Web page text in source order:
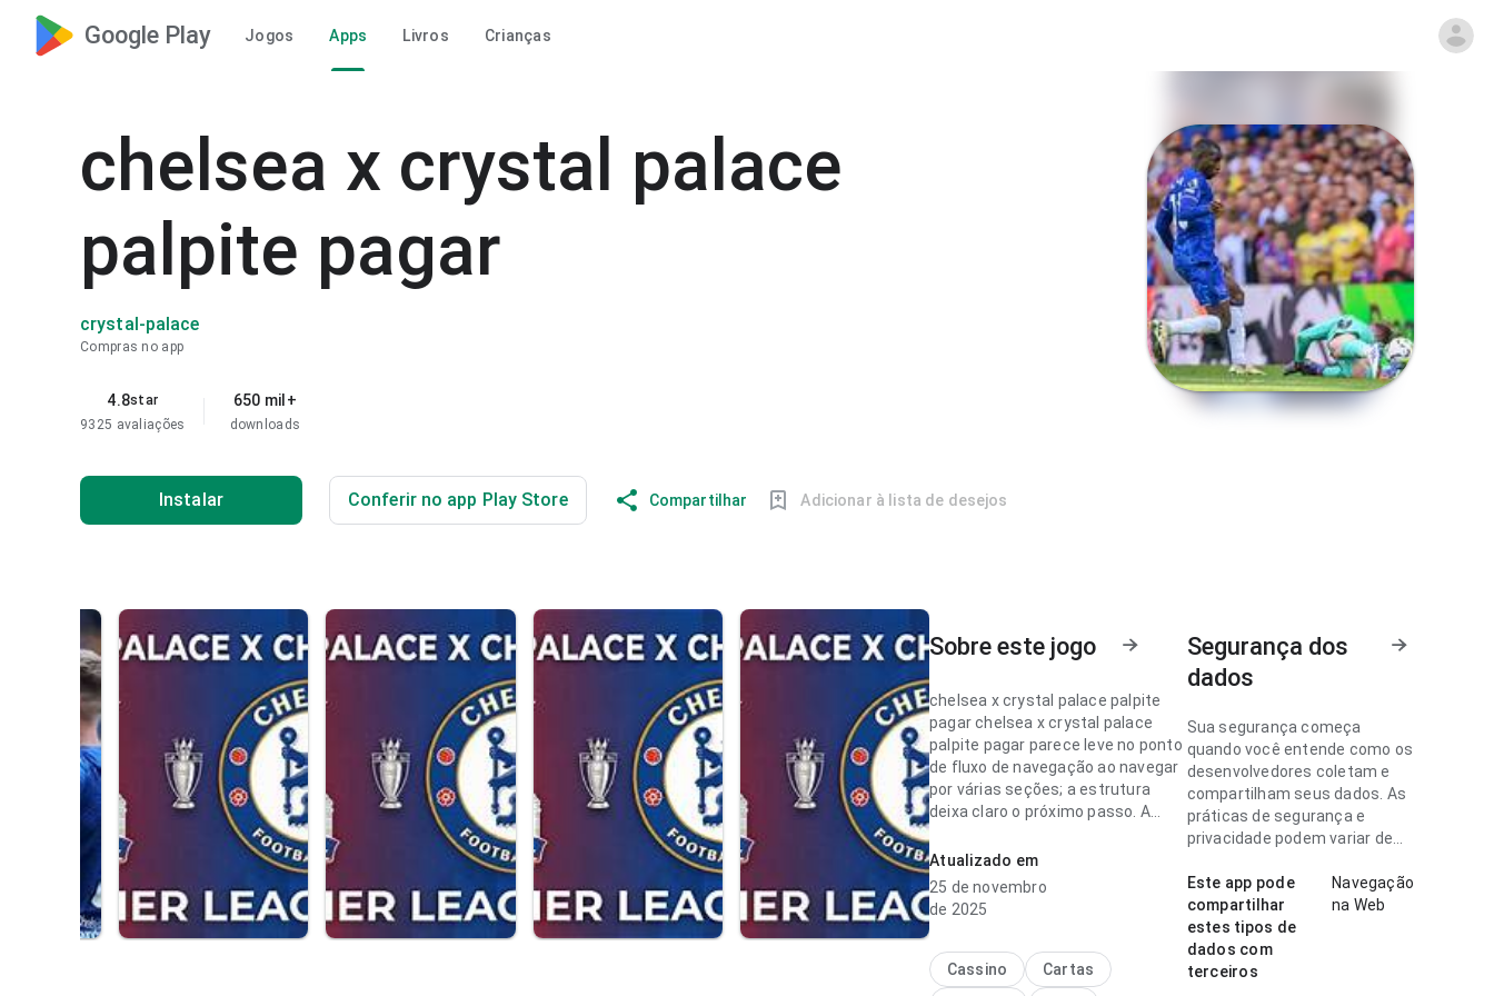
Google Play Jogos Apps Livros Crianças
chelsea x crystal palace
palpite pagar
crystal-palace
Compras no app
4.8star
9325 avaliações
650 mil+
downloads
Instalar Conferir no app Play Store Compartilhar Adicionar à lista de desejos
Sobre este jogo
chelsea x crystal palace palpite
pagar chelsea x crystal palace
palpite pagar parece leve no ponto
de fluxo de navegação ao navegar
por várias seções; a estrutura
deixa claro o próximo passo. A
e segura.
chelsea x crystal palace palpite
detalhes; os rótulos são fáceis de
acompanhar. O resultado geral
Atualizado em
25 de novembro
de 2025
Cassino
Cartas
Segurança dos
dados
Sua segurança começa
quando você entende como os
desenvolvedores coletam e
compartilham seus dados. As
práticas de segurança e
privacidade podem variar de
idade.
Este app pode
compartilhar
estes tipos de
dados com
terceiros
Navegação
na Web